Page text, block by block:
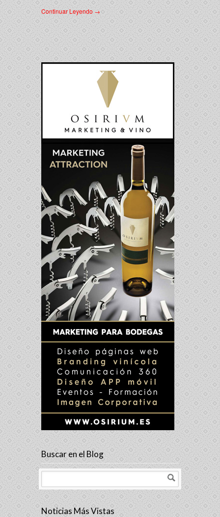
Continuar Leyendo →
Buscar en el Blog
Noticias Más Vistas